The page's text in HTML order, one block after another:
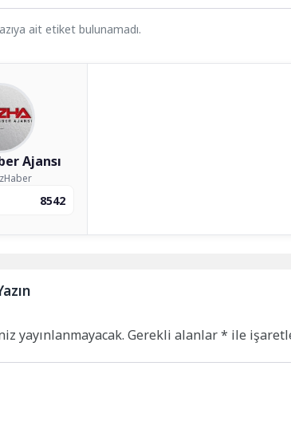
ait etiket bulunamadı.
Ajansı
8542
yayınlanmayacak. Gerekli alanlar* ile